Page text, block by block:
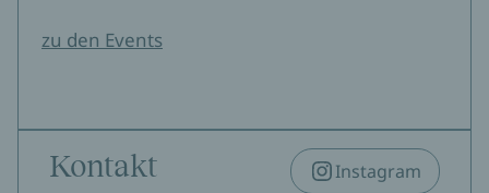
zu den Events
Kontakt Instagram